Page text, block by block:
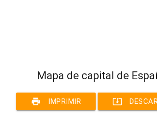
Mapa de capital de
print IMPRIMIR system_update_alt